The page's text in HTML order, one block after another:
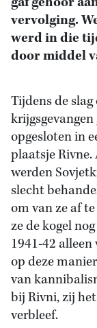
vervolging.
werd in die
door middel
Tijdens de
opgesloten in
plaatsje
werden
slecht
om van ze af
ze de kogel
1941-42
op deze
van
bij Rivni, zij
verbleef.